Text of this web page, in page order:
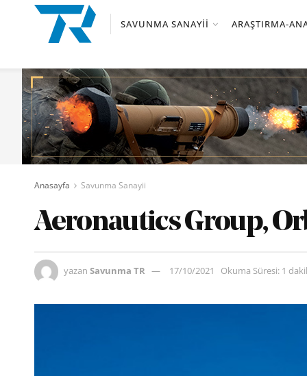
SAVUNMA SANAYII ARAŞTIRMA-
Anasayfa Savunma Sanayii
Aeronautics Group,
yazan Savunma TR 17/10/2021 Okuma Süresi: 1